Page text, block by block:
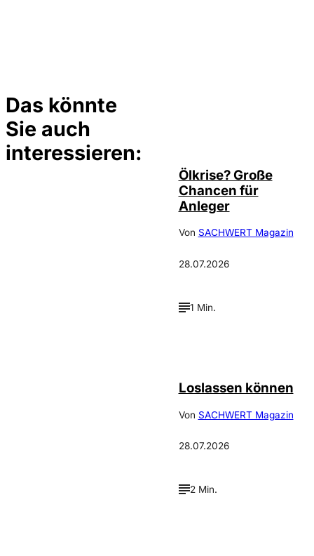
Das könnte
Sie auch
interessieren:
Ölkrise? Große
Chancen für
Anleger
Von SACHWERT Magazin
28.07.2026
1 Min.
Loslassen können
Von SACHWERT Magazin
28.07.2026
2 Min.